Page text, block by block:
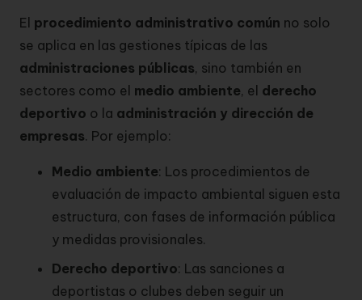
El procedimiento administrativo común no solo
se aplica en las gestiones típicas de las
administraciones públicas, sino también en
sectores como el medio ambiente, el derecho
deportivo o la administración y dirección de
empresas. Por ejemplo:
Medio ambiente: Los procedimientos de
evaluación de impacto ambiental siguen esta
estructura, con fases de información pública
y medidas provisionales.
Derecho deportivo: Las sanciones a
deportistas o clubes deben seguir un